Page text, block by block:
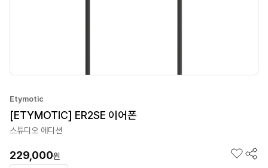
Etymotic
[ETYMOTIC] ER2SE 이어폰
스튜디오 에디션
229,000원